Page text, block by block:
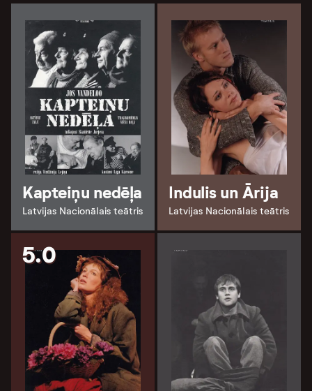
Kapteiņu nedēļa
Latvijas Nacionālais teātris
Indulis un Ārija
Latvijas Nacionālais teātris
5.0